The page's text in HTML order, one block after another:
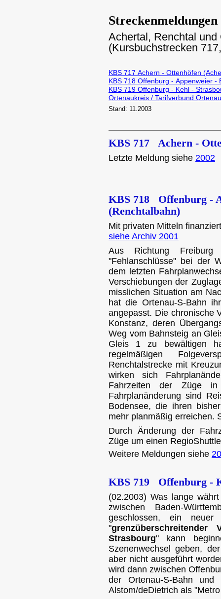
Streckenmeldungen
Achertal, Renchtal
(Kursbuchstrecken
KBS 717 Achern - Ottenhöfen
KBS 718 Offenburg - Appenweier -
KBS 719 Offenburg - Kehl -
Ortenaukreis / Tarifverbund Ortenau
Stand: 11.2003
KBS 717 Achern -
Letzte Meldung siehe 2002
KBS 718 Offenburg -
(Renchtalbahn)
Mit privaten Mitteln
siehe Archiv 2001
Aus Richtung
"Fehlanschlüsse" bei der
dem letzten
Verschiebungen der
misslichen Situation am
hat die Ortenau-S-Bahn
angepasst. Die chronische
Konstanz, deren
Weg vom Bahnsteig an
Gleis 1 zu bewältigen
regelmäßigen
Renchtalstrecke mit
wirken sich
Fahrzeiten der Züge in
Fahrplanänderung sind
Bodensee, die ihren
mehr planmäßig erreichen.
Durch Änderung der
Züge um einen
Weitere Meldungen siehe
KBS 719 Offenburg -
(02.2003) Was lange
zwischen Baden-
geschlossen, ein neuer
"
Strasbourg" kann
Szenenwechsel geben,
aber nicht ausgeführt
wird dann zwischen
der Ortenau-S-Bahn
Alstom/deDietrich als